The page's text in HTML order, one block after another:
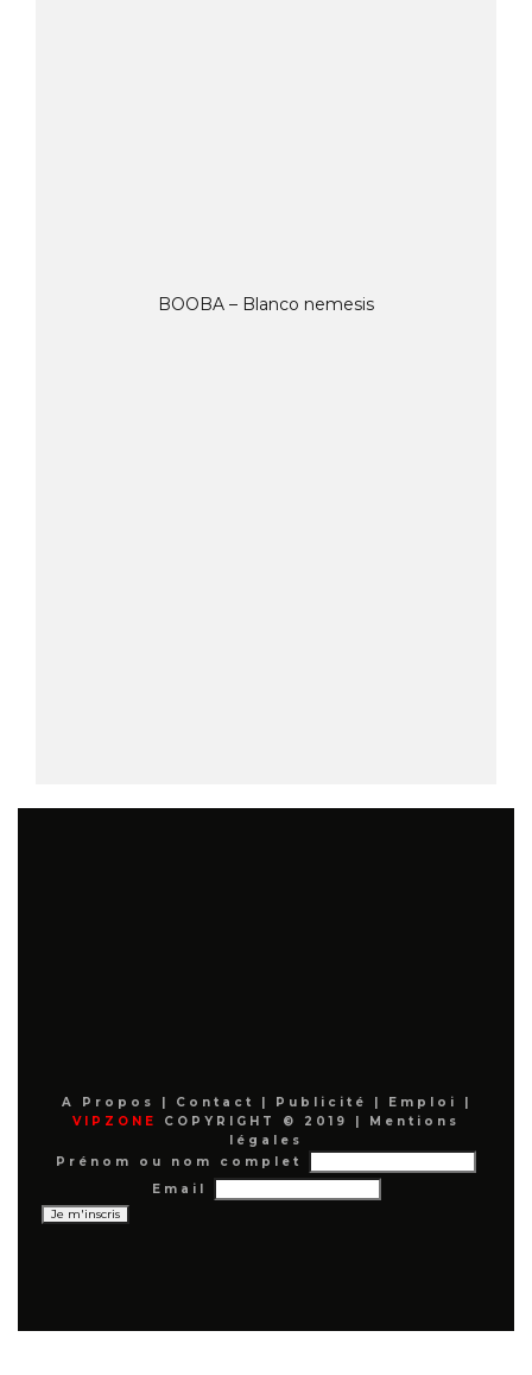
BOOBA – Blanco nemesis
A Propos Contact Publicité Emploi
VIPZONE
COPYRIGHT © 2019 |
Mentions
légales
Prénom ou nom complet
Email